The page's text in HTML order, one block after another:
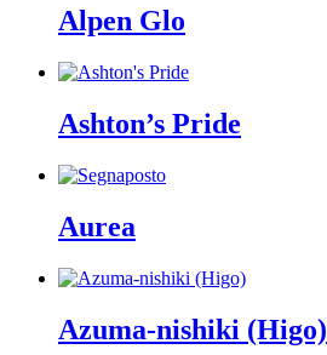
Alpen Glo
Ashton’s Pride
Aurea
Azuma-nishiki (Higo)